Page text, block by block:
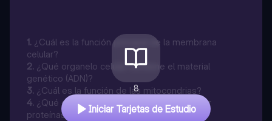
1. ¿Cuál es la función principal de la membrana
celular?
2. ¿Qué organelo celular contiene el material
genético (ADN)?
3. ¿Cuál es la función de las mitocondrias?
4. ¿Qué organelo es responsable de fabricar
proteínas?
8
Iniciar Tarjetas de Estudio